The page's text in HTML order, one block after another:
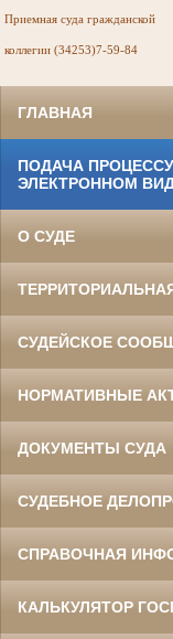
Приемная суда гражданской
коллегии (34253)7-59-84
ГЛАВНАЯ
ПОДАЧА
ЭЛЕКТРОННОМ
О СУДЕ
СУДЕЙСКОЕ
НОРМАТИВНЫЕ
ДОКУМЕНТЫ СУДА
СУДЕБНОЕ
СПРАВОЧНАЯ
КАЛЬКУЛЯТОР